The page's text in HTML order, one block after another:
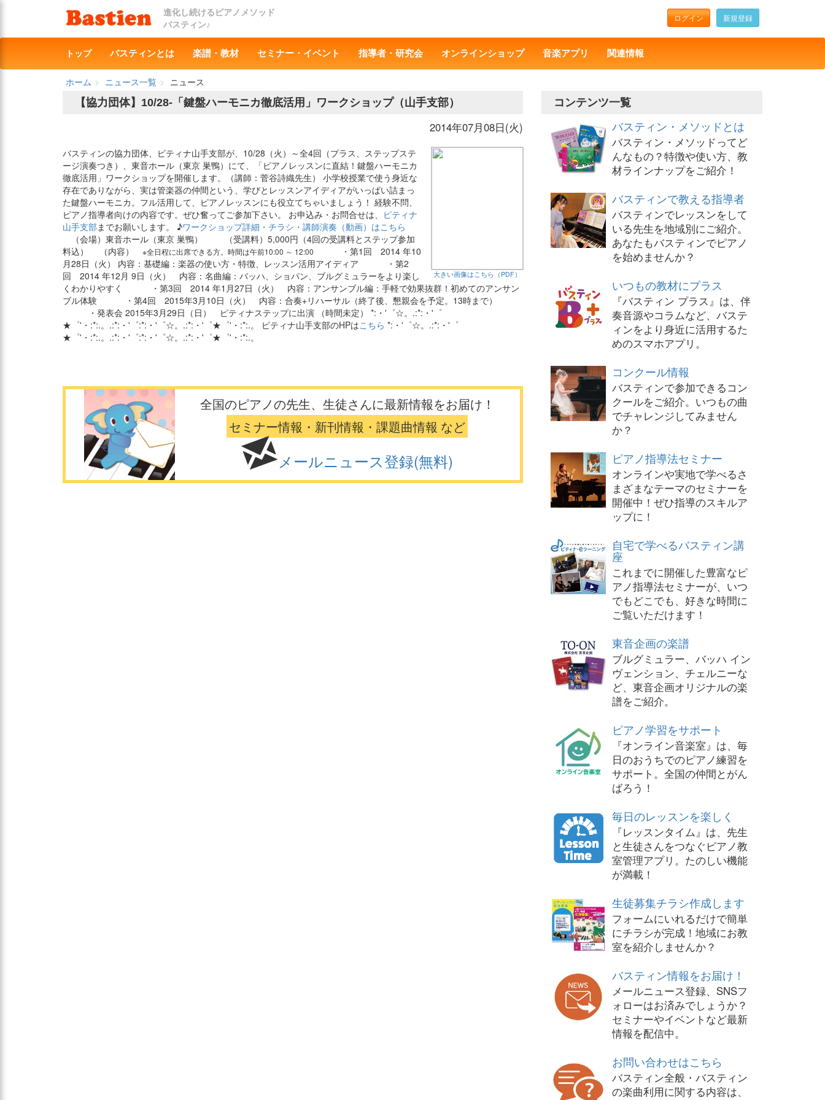
進化し続けるピアノメソッド
バスティン♪
ログイン 新規登録
トップ バスティンとは 楽譜・教材 セミナー・イベント 指導者・研究会 オンラインショップ 音楽アプリ 関連情報
ホーム ニュース一覧
ニュース
【協力団体】10/28-「鍵盤ハーモニカ徹底活用」ワークショップ（山手支部）
2014年07月08日(火)
大きい画像はこちら（PDF）
バスティンの協力団体、ピティナ山手支部が、10/28（火）～全4回（プラス、ステップステ
ージ演奏つき）、東音ホール（東京 巣鴨）にて、「ピアノレッスンに直結！鍵盤ハーモニカ
徹底活用」ワークショップを開催します。（講師：菅谷詩織先生） 小学校授業で使う身近な
存在でありながら、実は管楽器の仲間という、学びとレッスンアイディアがいっぱい詰まっ
た鍵盤ハーモニカ。フル活用して、ピアノレッスンにも役立てちゃいましょう！ 経験不問、
ピアノ指導者向けの内容です。ぜひ奮ってご参加下さい。 お申込み・お問合せは、 ピティナ
山手支部までお願いします。 ♪ワークショップ詳細・チラシ・講師演奏（動画）はこちら
（会場）東音ホール（東京 巣鴨） （受講料）5,000円（4回の受講料とステップ参加
料込） （内容） ※全日程に出席できる方。時間は午前10:00 ～ 12:00
・第1回 2014 年10
月28日（火） 内容：基礎編：楽器の使い方・特徴、レッスン活用アイディア ・第2
回 2014 年12月 9日（火） 内容：名曲編：バッハ、ショパン、ブルグミュラーをより楽し
くわかりやすく ・第3回 2014 年1月27日（火） 内容：アンサンブル編：手軽で効果抜群！初めてのアンサン
ブル体験 ・第4回 2015年3月10日（火） 内容：合奏+リハーサル（終了後、懇親会を予定。13時まで）
・発表会 2015年3月29日（日） ピティナステップに出演 （時間未定） *:・'゜☆。.:*:・'゜
★゜'・:*:.。.:*:・'゜:*:・'゜☆。.:*:・'゜★゜'・:*:.。 ピティナ山手支部のHPはこちら *:・'゜☆。.:*:・'゜
★゜'・:*:.。.:*:・'゜:*:・'゜☆。.:*:・'゜★゜'・:*:.。
全国のピアノの先生、生徒さんに最新情報をお届け！
セミナー情報・新刊情報・課題曲情報 など
メールニュース登録(無料)
コンテンツ一覧
バスティン・メソッドとは
バスティン・メソッドってど
んなもの？特徴や使い方、教
材ラインナップをご紹介！
バスティンで教える指導者
バスティンでレッスンをして
いる先生を地域別にご紹介。
あなたもバスティンでピアノ
を始めませんか？
いつもの教材にプラス
『バスティン プラス』は、伴
奏音源やコラムなど、バステ
ィンをより身近に活用するた
めのスマホアプリ。
コンクール情報
バスティンで参加できるコン
クールをご紹介。いつもの曲
でチャレンジしてみません
か？
ピアノ指導法セミナー
オンラインや実地で学べるさ
まざまなテーマのセミナーを
開催中！ぜひ指導のスキルア
ップに！
自宅で学べるバスティン講
座
これまでに開催した豊富なピ
アノ指導法セミナーが、いつ
でもどこでも、好きな時間に
ご覧いただけます！
東音企画の楽譜
ブルグミュラー、バッハ イン
ヴェンション、チェルニーな
ど、東音企画オリジナルの楽
譜をご紹介。
ピアノ学習をサポート
『オンライン音楽室』は、毎
日のおうちでのピアノ練習を
サポート。全国の仲間とがん
ばろう！
毎日のレッスンを楽しく
『レッスンタイム』は、先生
と生徒さんをつなぐピアノ教
室管理アプリ。たのしい機能
が満載！
生徒募集チラシ作成します
フォームにいれるだけで簡単
にチラシが完成！地域にお教
室を紹介しませんか？
バスティン情報をお届け！
メールニュース登録、SNSフ
ォローはお済みでしょうか？
セミナーやイベントなど最新
情報を配信中。
お問い合わせはこちら
バスティン全般・バスティン
の楽曲利用に関する内容は、